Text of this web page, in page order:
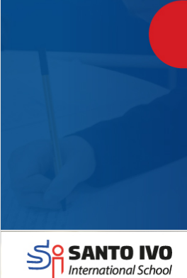
Novidades 2026 High School